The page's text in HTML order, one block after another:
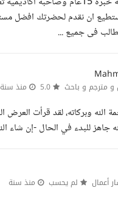
ان نقدم لحضرتك افضل
فى جميع ...
مترجم و باحث منذ سنة
الله وبركاته، لقد قرأت
جاهز للبدء في الحال -إن شاء
أعمال لم يحسب منذ سنة